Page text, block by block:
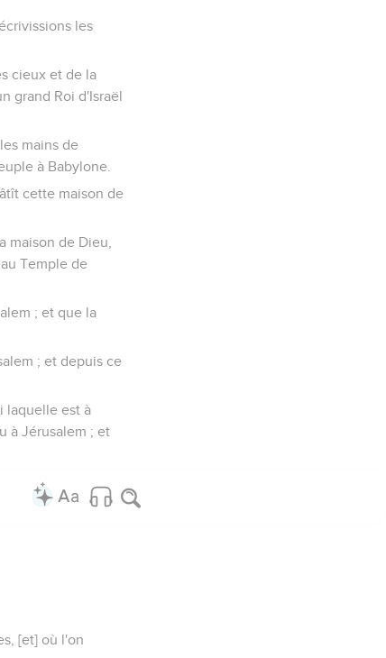
les
cieux et de la
grand Roi d'Israël
mains de
à Babylone.
cette maison de
maison de Dieu,
Temple de
; et que la
; et depuis ce
laquelle est à
à Jérusalem ; et
[et] où l'on